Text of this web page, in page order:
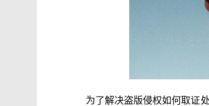
为了解决盗版侵权如何取证